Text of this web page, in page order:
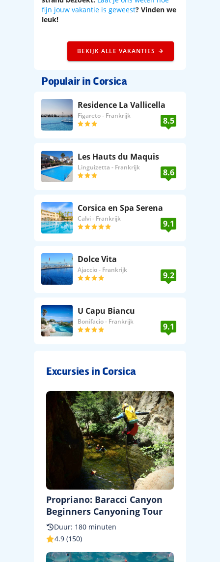
fijn jouw vakantie is geweest? Vinden we
leuk!
BEKIJK ALLE VAKANTIES
Populair in Corsica
Residence La Vallicella
Figareto- Frankrijk 8.5
Les Hauts du Maquis
Linguizetta - Frankrijk 8.6
Corsica en Spa Serena
Calvi- Frankrijk 9.1
Dolce Vita
Ajaccio- Frankrijk 9.2
U Capu Biancu
Bonifacio- Frankrijk 9.1
Excursies in Corsica
Propriano: Baracci Canyon
Beginners Canyoning Tour
Duur: 180 minuten
4.9 (150)